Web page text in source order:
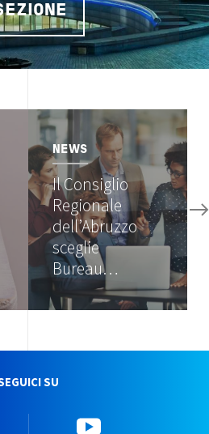
Image
NEWS
Il Consiglio
Regionale
dell’Abruzzo
sceglie
Bureau…
SU